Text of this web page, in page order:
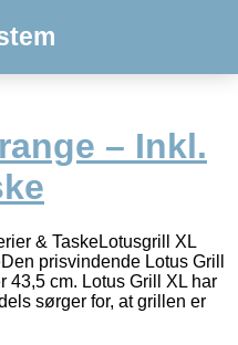
– Inkl.
& TaskeLotusgrill XL
prisvindende Lotus Grill
43,5 cm. Lotus Grill XL har
sørger for, at grillen er